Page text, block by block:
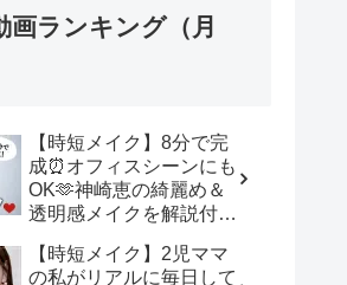
画ランキング（月
【時短メイク】8分で完
成⏰オフィスシーンにも
OK🫶神崎恵の綺麗め＆
透明感メイクを解説付き
恵 / Megumi Kanzaki
【時短メイク】2児ママ
の私がリアルに毎日して